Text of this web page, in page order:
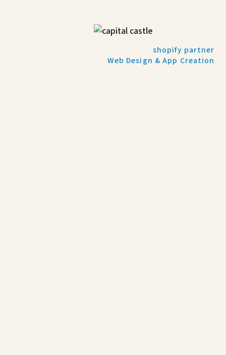
shopify partner
Web Design & App Creation